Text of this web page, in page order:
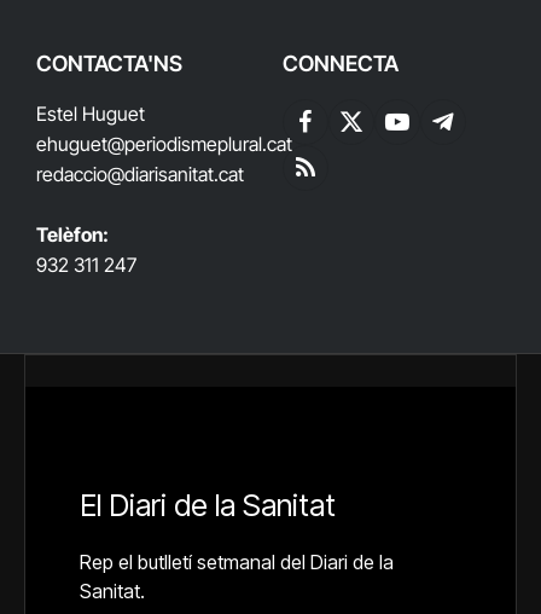
CONTACTA'NS
Estel Huguet
ehuguet@periodismeplural.cat
redaccio@diarisanitat.cat
Telèfon:
932 311 247
CONNECTA
Facebook
X
YouTubeTelegram
RSS